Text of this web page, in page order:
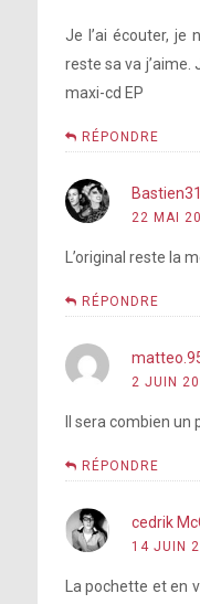
Je l’ai écouter, je
reste sa va j’aime.
maxi-cd EP
RÉPONDRE
Bastien31
22 MAI
L’original reste la
RÉPONDRE
2 JUIN
Il sera combien un
RÉPONDRE
cedrik
14 JUIN
La pochette et en